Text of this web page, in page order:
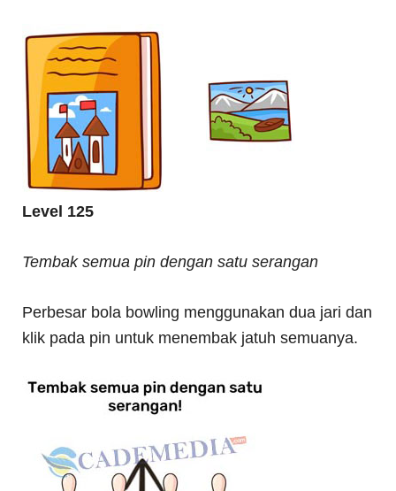
Level 125
Tembak semua pin dengan satu serangan
Perbesar bola bowling menggunakan dua jari dan
klik pada pin untuk menembak jatuh semuanya.